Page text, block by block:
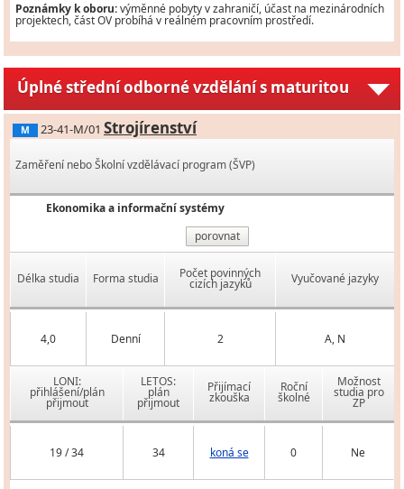
Poznámky k oboru:výměnné pobyty v zahraničí, účast na mezinárodních
projektech, část OV probíhá v reálném pracovním prostředí.
Úplné střední odborné vzdělání s maturitou
M 23-41-M/01 Strojírenství
Zaměření nebo Školní vzdělávací program (ŠVP)
Ekonomika a informační systémy
porovnat
Délka studia Forma studia Počet povinných
cizích jazyků Vyučované jazyky
4,0 Denní 2 A, N
LONI:
přihlášení/plán
přijmout
LETOS:
plán
přijmout
Přijímací
zkouška
Roční
školné
Možnost
studia pro
ZP
19 / 34 34 koná se 0 Ne